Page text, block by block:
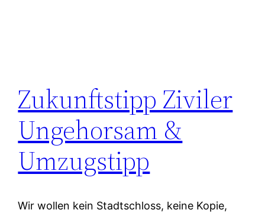
Zukunftstipp Ziviler
Ungehorsam &
Umzugstipp
Wir wollen kein Stadtschloss, keine Kopie,